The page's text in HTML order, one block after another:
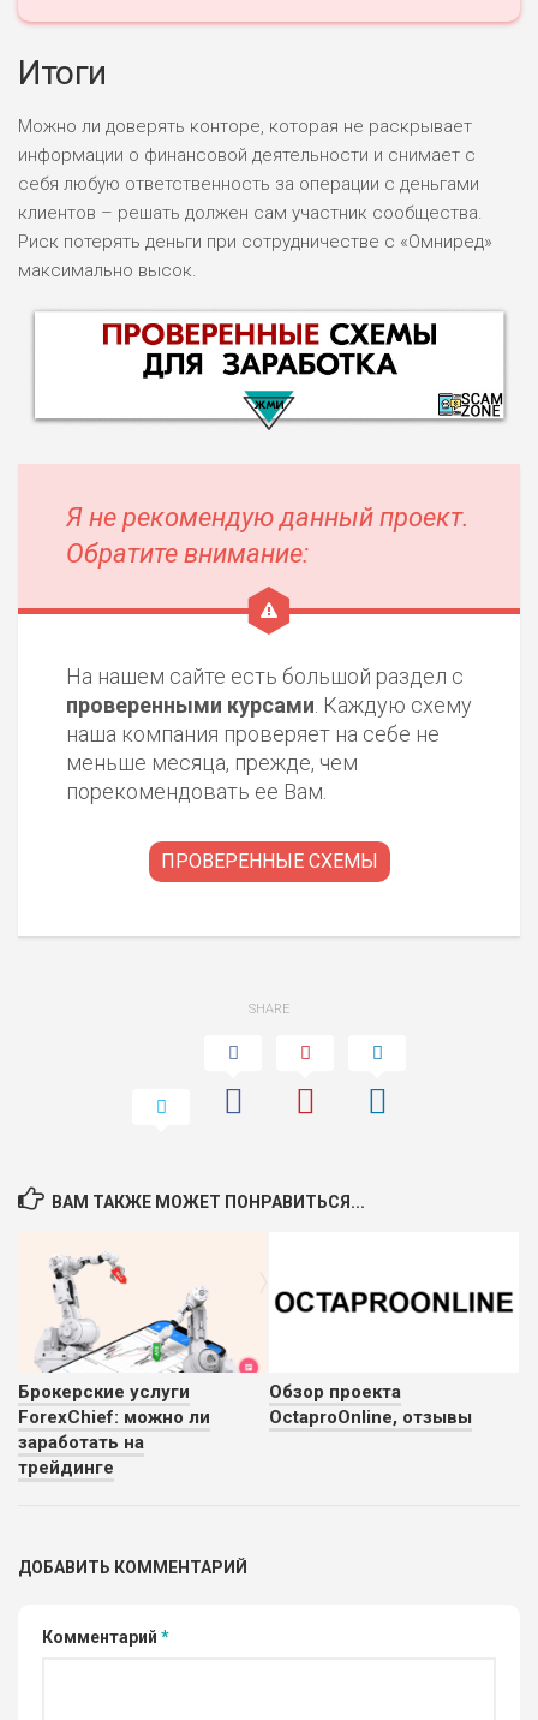
Итоги
Можно ли доверять конторе, которая не раскрывает
информации о финансовой деятельности и снимает с
себя любую ответственность за операции с деньгами
клиентов – решать должен сам участник сообщества.
Риск потерять деньги при сотрудничестве с «Омниред»
максимально высок.
НАЗВАНИЕ
ДОХОД: ВЫСОКИЙ
БЮДЖЕТ: ВЫСОКИЙ
ОБЗОР
РИСКИ: СРЕДНИЕ
БЮДЖЕТ: НИЗКИЙ
ВСЕМ
ДОХОД: СРЕДНИЙ
БЮДЖЕТ: НИЗКИЙ
ОБЗОР
Я не рекомендую данный проект.
Обратите внимание:
На нашем сайте есть большой раздел с
проверенными курсами. Каждую схему
наша компания проверяет на себе не
меньше месяца, прежде, чем
порекомендовать ее Вам.
ПРОВЕРЕННЫЕ СХЕМЫ
SHARE
ВАМ ТАКЖЕ МОЖЕТ ПОНРАВИТЬСЯ...
Брокерские услуги
ForexChief: можно ли
заработать на
трейдинге
Обзор проекта
OctaproOnline, отзывы
ДОБАВИТЬ КОММЕНТАРИЙ
Комментарий *